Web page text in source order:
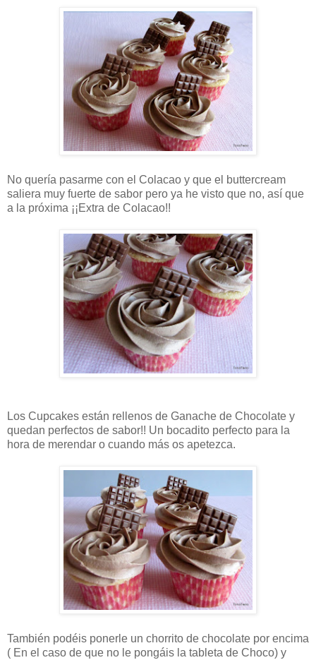
No quería pasarme con el Colacao y que el buttercream
saliera muy fuerte de sabor pero ya he visto que no, así que
a la próxima ¡¡Extra de Colacao!!
Los Cupcakes están rellenos de Ganache de Chocolate y
quedan perfectos de sabor!! Un bocadito perfecto para la
hora de merendar o cuando más os apetezca.
También podéis ponerle un chorrito de chocolate por encima
( En el caso de que no le pongáis la tableta de Choco) y